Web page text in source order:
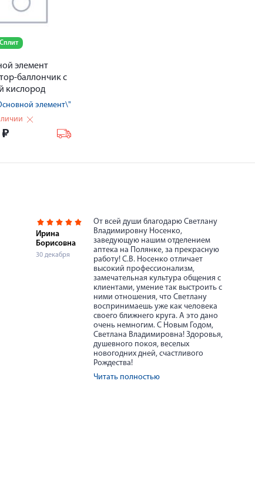
элемент
баллончик с
кислород
для
элемент\" RU
₽
Ирина
Борисовна
30 декабря
От всей души благодарю Светлану
Владимировну Носенко,
заведующую нашим отделением
аптека на Полянке, за прекрасную
работу! С.В. Носенко отличает
высокий профессионализм,
замечательная культура общения с
клиентами, умение так выстроить с
ними отношения, что Светлану
воспринимаешь уже как человека
своего ближнего круга. А это дано
очень немногим. С Новым Годом,
Светлана Владимировна! Здоровья,
душевного покоя, веселых
новогодних дней, счастливого
Рождества!
Читать полностью